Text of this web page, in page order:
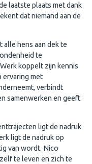
laatste plaats met dank
dat niemand aan de
alle hens aan dek te
te
koppelt zijn kennis
ervaring met
verbindt
samenwerken en geeft
ligt de nadruk
ligt de nadruk op
van wordt. Nico
te leven en zich te